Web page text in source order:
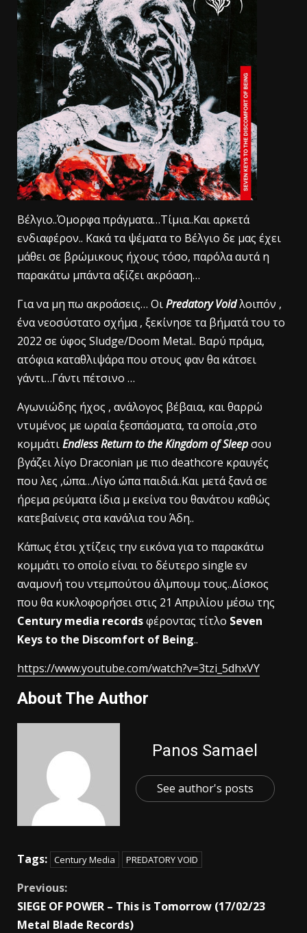
Βέλγιο..Όμορφα πράγματα…Τίμια..Και αρκετά
ενδιαφέρον.. Κακά τα ψέματα το Βέλγιο δε μας έχει
μάθει σε βρώμικους ήχους τόσο, παρόλα αυτά η
παρακάτω μπάντα αξίζει ακρόαση…
Για να μη πω ακροάσεις… ΟιPredatory Voidλοιπόν ,
ένα νεοσύστατο σχήμα , ξεκίνησε τα βήματά του το
2022 σε ύφος Sludge/Doom Metal.. Βαρύ πράμα,
ατόφια καταθλιψάρα που στους φαν θα κάτσει
γάντι…Γάντι πέτσινο …
Αγωνιώδης ήχος , ανάλογος βέβαια, και θαρρώ
ντυμένος με ωραία ξεσπάσματα, τα οποία ,στο
κομμάτιEndless Return to the Kingdom of Sleepσου
βγάζει λίγο Draconian με πιο deathcore κραυγές
που λες ,ώπα…Λίγο ώπα παιδιά..Και μετά ξανά σε
ήρεμα ρεύματα ίδια μ εκείνα του θανάτου καθώς
κατεβαίνεις στα κανάλια του Άδη..
Κάπως έτσι χτίζεις την εικόνα για το παρακάτω
κομμάτι το οποίο είναι το δέυτερο single εν
αναμονή του ντεμπούτου άλμπουμ τους..Δίσκος
που θα κυκλοφορήσει στις 21 Απριλίου μέσω της
Century media recordsφέροντας τίτλο Seven
Keys to the Discomfort of Being..
https://www.youtube.com/watch?v=3tzi_5dhxVY
About The Author
Panos Samael
See author's posts
Tags: Century Media PREDATORY VOID
Previous:
SIEGE OF POWER – This is Tomorrow (17/02/23
Metal Blade Records)